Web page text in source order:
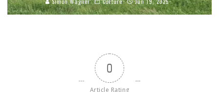
0
Article Rating